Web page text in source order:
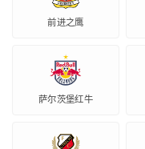
前进之鹰
萨尔茨堡红牛